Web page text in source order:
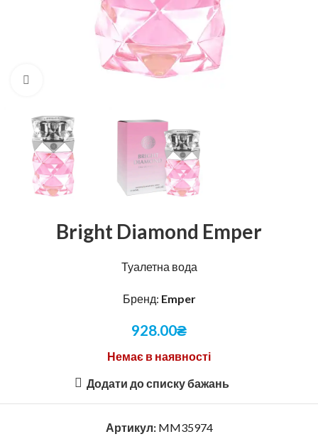
Натисніть, щоб збільшити
Bright Diamond Emper
Туалетна вода
Бренд: Emper
928.00₴
Немає в наявності
Додати до списку бажань
Артикул: MM35974